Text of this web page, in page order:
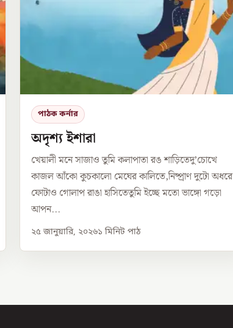
পাঠক কর্নার
অদৃশ্য ইশারা
খেয়ালী মনে সাজাও তুমি কলাপাতা রঙ শাড়িতেদু’চোখে
কাজল আঁকো কুচকালো মেঘের কালিতে,নিষ্প্রাণ দুটো অধরে
ফোটাও গোলাপ রাঙা হাসিতেতুমি ইচ্ছে মতো ভাঙ্গো গড়ো
আপন...
২৫ জানুয়ারি, ২০২৬১ মিনিট পাঠ